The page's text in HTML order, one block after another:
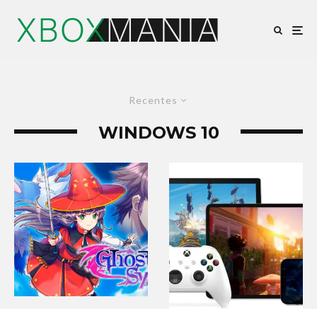
Recentes
WINDOWS 10